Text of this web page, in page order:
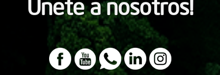
Únete a nosotros!